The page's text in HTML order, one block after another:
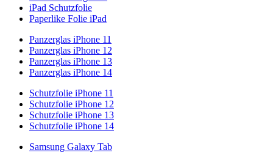
iPad Schutzfolie
Paperlike Folie iPad
Panzerglas iPhone 11
Panzerglas iPhone 12
Panzerglas iPhone 13
Panzerglas iPhone 14
Schutzfolie iPhone 11
Schutzfolie iPhone 12
Schutzfolie iPhone 13
Schutzfolie iPhone 14
Samsung Galaxy Tab